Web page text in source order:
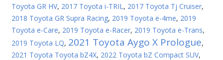
Toyota GR HV, 2017 Toyota i-TRIL, 2017 Toyota Tj Cruiser,
2018 Toyota GR Supra Racing, 2019 Toyota e-4me, 2019
Toyota e-Care, 2019 Toyota e-Racer, 2019 Toyota e-Trans,
2019 Toyota LQ, 2021 Toyota Aygo X Prologue,
2021 Toyota Toyota bZ4X, 2022 Toyota bZ Compact SUV,